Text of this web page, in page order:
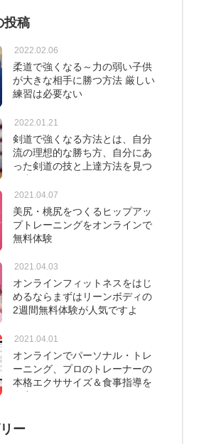
稿
2022.02.06
柔道で強くなる～力の弱い子供
が大きな相手に勝つ方法 厳しい
練習は必要ない
2022.01.21
剣道で強くなる方法とは、自分
流の理想的な勝ち方、自分にあ
った剣道の技と上達方法を見つ
2021.04.07
美尻・桃尻をつくるヒップアッ
プトレーニングをオンラインで
無料体験
2021.04.03
オンラインフィットネスをはじ
めるならまずはリーンボディの
2週間無料体験が人気ですよ
2021.04.01
オンラインでパーソナル・トレ
ーニング、プロのトレーナーの
本格エクササイズ＆食事指導を
ー